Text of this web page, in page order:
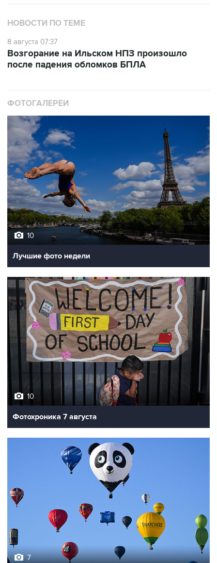
НОВОСТИ ПО ТЕМЕ
8 августа 07:37
Возгорание на Ильском НПЗ произошло
после падения обломков БПЛА
ФОТОГАЛЕРЕИ
10
Лучшие фото недели
10
Фотохроника 7 августа
7